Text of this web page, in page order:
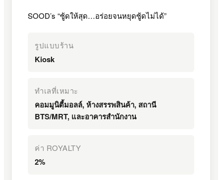
SOOD’s “ซู้ดให้สุด…อร่อยจนหยุดซู้ดไม่ได้”
รูปแบบร้าน
Kiosk
ทำเลที่เหมาะ
คอมมูนิตี้มอลล์, ห้างสรรพสินค้า, สถานี
BTS/MRT, และอาคารสำนักงาน
ค่า ROYALTY
2%